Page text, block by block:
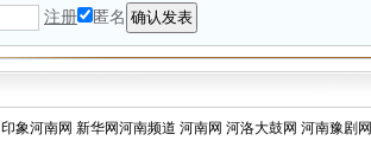
注册 匿名
印象河南网 新华网河南频道 河南网 河洛大鼓网 河南豫剧网